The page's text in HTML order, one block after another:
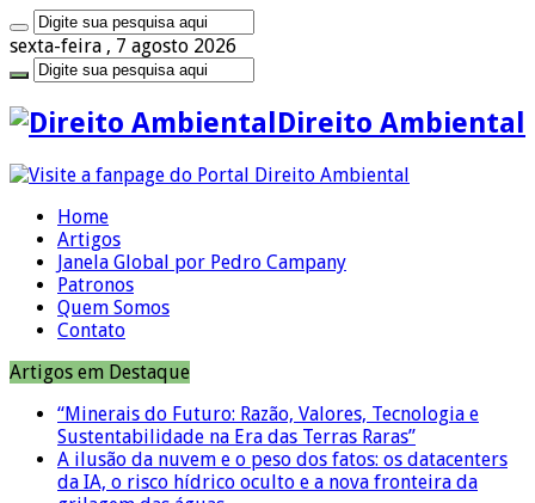
sexta-feira , 7 agosto 2026
Direito Ambiental
Home
Artigos
Janela Global por Pedro Campany
Patronos
Quem Somos
Contato
Artigos em Destaque
“Minerais do Futuro: Razão, Valores, Tecnologia e
Sustentabilidade na Era das Terras Raras”
A ilusão da nuvem e o peso dos fatos: os datacenters
da IA, o risco hídrico oculto e a nova fronteira da